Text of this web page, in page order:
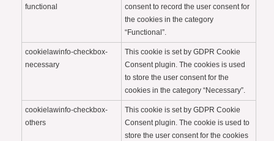
functional
consent to record the user consent for
the cookies in the category
“Functional”.
cookielawinfo-checkbox-
necessary
This cookie is set by GDPR Cookie
Consent plugin. The cookies is used
to store the user consent for the
cookies in the category “Necessary”.
cookielawinfo-checkbox-
others
This cookie is set by GDPR Cookie
Consent plugin. The cookie is used to
store the user consent for the cookies